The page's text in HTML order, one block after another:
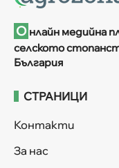
О нлайн медийна
селското
България
СТРАНИЦИ
Контакти
За нас